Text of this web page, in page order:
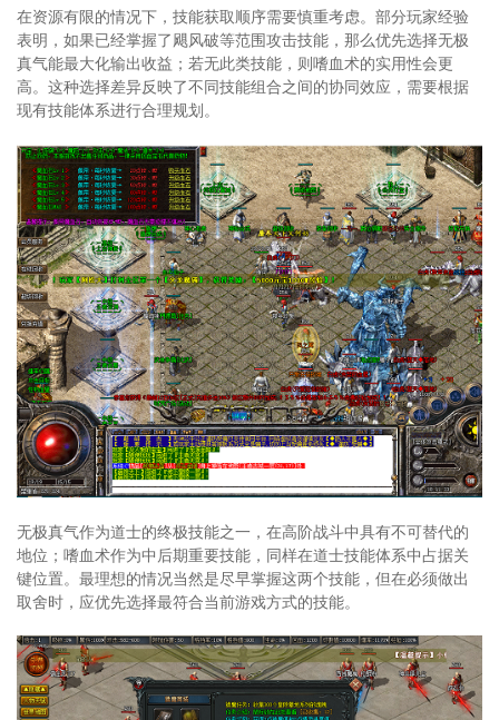
在资源有限的情况下，技能获取顺序需要慎重考虑。部分玩家经验
表明，如果已经掌握了飓风破等范围攻击技能，那么优先选择无极
真气能最大化输出收益；若无此类技能，则嗜血术的实用性会更
高。这种选择差异反映了不同技能组合之间的协同效应，需要根据
现有技能体系进行合理规划。
无极真气作为道士的终极技能之一，在高阶战斗中具有不可替代的
地位；嗜血术作为中后期重要技能，同样在道士技能体系中占据关
键位置。最理想的情况当然是尽早掌握这两个技能，但在必须做出
取舍时，应优先选择最符合当前游戏方式的技能。